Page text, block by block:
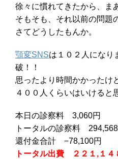
徐々に慣れてきたから、ま
そもそも、それ以前の問題
さてどうしたもんか。
顎変SNSは１０２人になり
破！！
思ったより時間かかったけ
４００人くらいはいけると
本日の診察料 3,060円
トータルの診察料 294,568
還付金合計 −78,100円
トータル出費 ２２１,１４